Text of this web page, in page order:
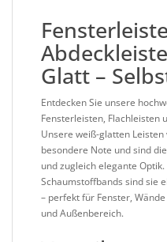
Glatt –
Entdecken Sie unsere
Fensterleisten, Flachleisten
Unsere weiß-glatten
besondere Note und sind
und zugleich elegante Optik.
Schaumstoffbands sind sie
– perfekt für Fenster,
und Außenbereich.